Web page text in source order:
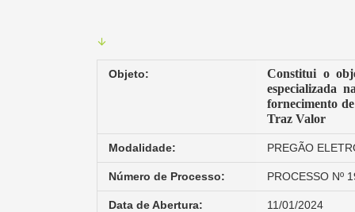
Objeto:
Constitui o
especializada
fornecimento
Traz Valor
Modalidade: PREGÃO
Número de Processo: PROCESSO Nº
Data de Abertura: 11/01/2024